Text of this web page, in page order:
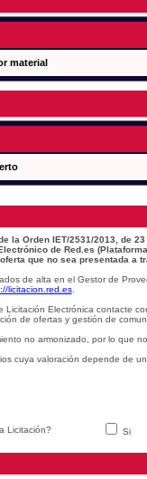
material
la Orden IET/2531/2013, de
de Red.es
que no sea presentada a
de alta en el Gestor de
licitacion.red.es.
Electrónica contacte
de ofertas y gestión de
no armonizado, por lo que
cuya valoración depende de
Licitación? Si